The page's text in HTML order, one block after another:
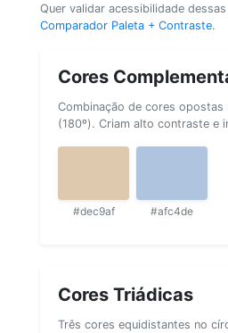
Quer validar acessibilidade
Comparador Paleta + Contraste.
Cores
Combinação de cores
(180º). Criam alto contraste e
#dec9af #afc4de
Cores Triádicas
Três cores equidistantes no